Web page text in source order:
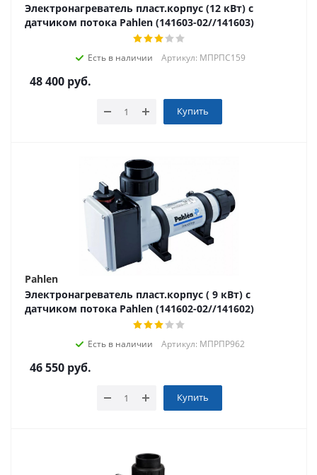
Электронагреватель пласт.корпус (12 кВт) с
датчиком потока Pahlen (141603-02//141603)
Есть в наличии Артикул: МПРПС159
48 400 руб.
Купить
Pahlen
Электронагреватель пласт.корпус ( 9 кВт) с
датчиком потока Pahlen (141602-02//141602)
Есть в наличии Артикул: МПРПР962
46 550 руб.
Купить